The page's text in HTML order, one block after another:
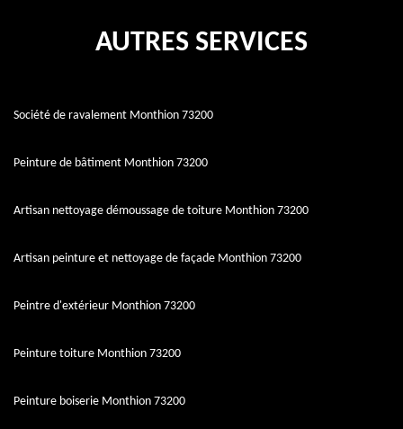
AUTRES SERVICES
Société de ravalement Monthion 73200
Peinture de bâtiment Monthion 73200
Artisan nettoyage démoussage de toiture Monthion 73200
Artisan peinture et nettoyage de façade Monthion 73200
Peintre d'extérieur Monthion 73200
Peinture toiture Monthion 73200
Peinture boiserie Monthion 73200